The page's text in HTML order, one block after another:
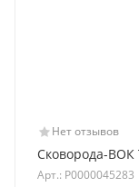
Нет отзывов
Сковорода-ВОК
Арт.: Р0000045283